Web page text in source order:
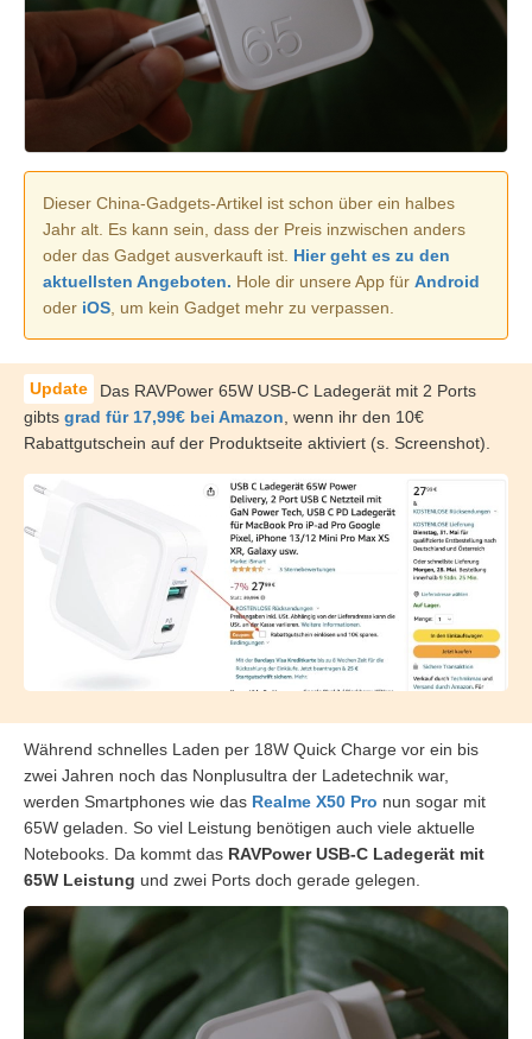
Dieser China-Gadgets-Artikel ist schon über ein halbes
Jahr alt. Es kann sein, dass der Preis inzwischen anders
oder das Gadget ausverkauft ist. Hier geht es zu den
aktuellsten Angeboten. Hole dir unsere App für Android
oder iOS , um kein Gadget mehr zu verpassen.
Das RAVPower 65W USB-C Ladegerät mit 2 Ports
gibts grad für 17,99€ bei Amazon , wenn ihr den 10€
Rabattgutschein auf der Produktseite aktiviert (s. Screenshot).
Während schnelles Laden per 18W Quick Charge vor ein bis
zwei Jahren noch das Nonplusultra der Ladetechnik war,
werden Smartphones wie das Realme X50 Pro nun sogar mit
65W geladen. So viel Leistung benötigen auch viele aktuelle
Notebooks. Da kommt das RAVPower USB-C Ladegerät mit
65W Leistung und zwei Ports doch gerade gelegen.